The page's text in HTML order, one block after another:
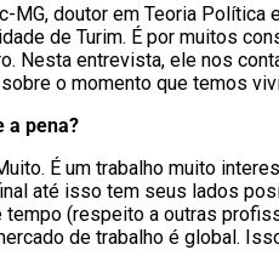
doutor em Teoria Política
de Turim. É por muitos
Nesta entrevista, ele nos
o momento que temos
a pena?
É um trabalho muito
até isso tem seus lados
(respeito a outras
de trabalho é global.